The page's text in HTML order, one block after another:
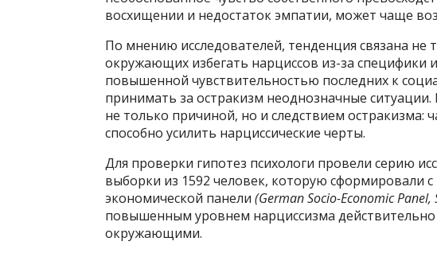
восхищении и недостаток эмпатии, может чаще
По мнению исследователей, тенденция связана не
окружающих избегать нарциссов из-за специфики
повышенной чувствительностью последних к
принимать за остракизм неоднозначные
не только причиной, но и следствием остракизма:
способно усилить нарциссические черты.
Для проверки гипотез психологи провели серию
выборки из 1592 человек, которую
экономической панели (German Socio-Economic Panel,
повышенным уровнем нарциссизма
окружающими.